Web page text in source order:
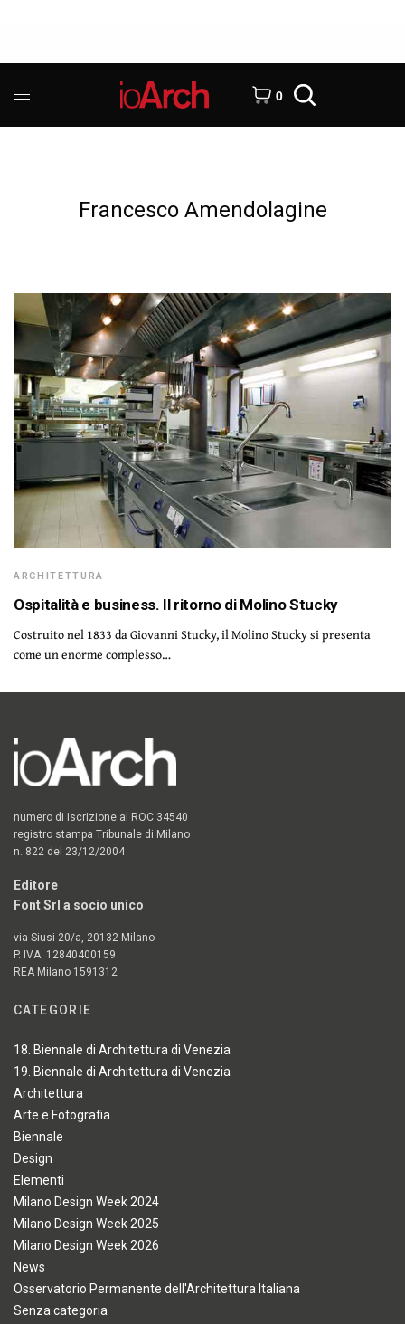
0
Francesco Amendolagine
ARCHITETTURA
Ospitalità e business. Il ritorno di Molino Stucky
Costruito nel 1833 da Giovanni Stucky, il Molino Stucky si presenta
come un enorme complesso…
numero di iscrizione al ROC 34540
registro stampa Tribunale di Milano
n. 822 del 23/12/2004
Editore
Font Srl a socio unico
via Siusi 20/a, 20132 Milano
P. IVA: 12840400159
REA Milano 1591312
CATEGORIE
18. Biennale di Architettura di Venezia
19. Biennale di Architettura di Venezia
Architettura
Arte e Fotografia
Biennale
Design
Elementi
Milano Design Week 2024
Milano Design Week 2025
Milano Design Week 2026
News
Osservatorio Permanente dell'Architettura Italiana
Senza categoria